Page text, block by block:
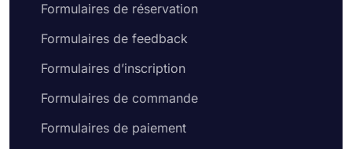
Formulaires de réservation
Formulaires de feedback
Formulaires d’inscription
Formulaires de commande
Formulaires de paiement